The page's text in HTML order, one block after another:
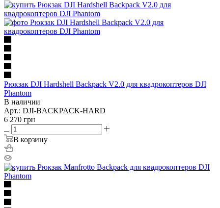
Рюкзак DJI Hardshell Backpack V2.0 для квадрокоптеров DJI
Phantom
В наличии
Арт.: DJI-BACKPACK-HARD
6 270 грн
В корзину